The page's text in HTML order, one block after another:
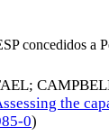
concedidos a
;
the
0)